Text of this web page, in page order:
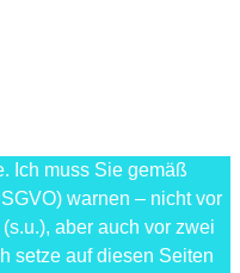
Ich muss Sie gemäß
warnen – nicht vor
aber auch vor zwei
setze auf diesen Seiten